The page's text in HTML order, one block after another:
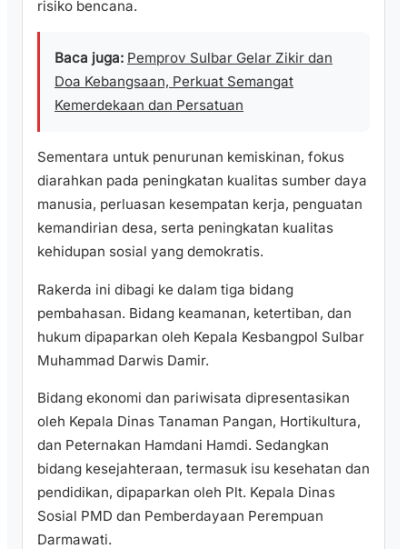
risiko bencana.
Baca juga: Pemprov Sulbar Gelar Zikir dan
Doa Kebangsaan, Perkuat Semangat
Kemerdekaan dan Persatuan
Sementara untuk penurunan kemiskinan, fokus
diarahkan pada peningkatan kualitas sumber daya
manusia, perluasan kesempatan kerja, penguatan
kemandirian desa, serta peningkatan kualitas
kehidupan sosial yang demokratis.
Rakerda ini dibagi ke dalam tiga bidang
pembahasan. Bidang keamanan, ketertiban, dan
hukum dipaparkan oleh Kepala Kesbangpol Sulbar
Muhammad Darwis Damir.
Bidang ekonomi dan pariwisata dipresentasikan
oleh Kepala Dinas Tanaman Pangan, Hortikultura,
dan Peternakan Hamdani Hamdi. Sedangkan
bidang kesejahteraan, termasuk isu kesehatan dan
pendidikan, dipaparkan oleh Plt. Kepala Dinas
Sosial PMD dan Pemberdayaan Perempuan
Darmawati.